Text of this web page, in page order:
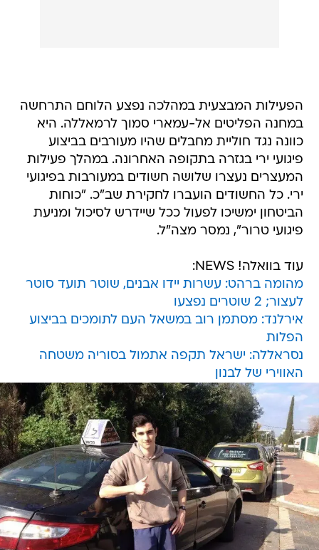
הפעילות המבצעית במהלכה נפצע הלוחם התרחשה
במחנה הפליטים אל-עמארי סמוך לרמאללה. היא
כוונה נגד חוליית מחבלים שהיו מעורבים בביצוע
פיגועי ירי בגזרה בתקופה האחרונה. במהלך פעילות
המעצרים נעצרו שלושה חשודים במעורבות בפיגועי
ירי. כל החשודים הועברו לחקירת שב"כ. "כוחות
הביטחון ימשיכו לפעול ככל שיידרש לסיכול ומניעת
פיגועי טרור", נמסר מצה"ל.
עוד בוואלה! NEWS:
מהומה ברהט: עשרות יידו אבנים, שוטר תועד סוטר
לעצור; 2 שוטרים נפצעו
אירלנד: מסתמן רוב במשאל העם לתומכים בביצוע
הפלות
נסראללה: ישראל תקפה אתמול בסוריה משטחה
האווירי של לבנון